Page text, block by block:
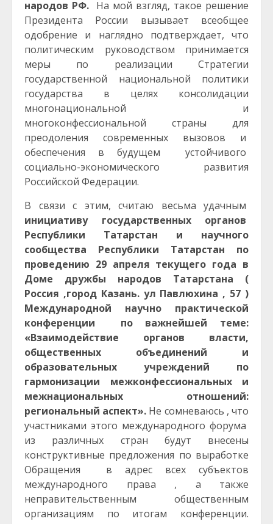
народов РФ. На мой взгляд, такое решение
Президента России вызывает всеобщее
одобрение и наглядно подтверждает, что
политическим руководством принимается
меры по реализации Стратегии
государственной национальной политики
государства в целях консолидации
многонациональной и
многоконфессиональной страны для
преодоления современных вызовов и
обеспечения в будущем устойчивого
социально-экономического развития
Российской Федерации.
В связи с этим, считаю весьма удачным
инициативу государственных органов
Республики Татарстан и научного
сообщества Республики Татарстан по
проведению 29 апреля текущего года в
Доме дружбы народов Татарстана (
Россия ,город Казань. ул Павлюхина , 57 )
Международной научно практической
конференции по важнейшей теме:
«Взаимодействие органов власти,
общественных объединений и
образовательных учреждений по
гармонизации межконфессиональных и
межнациональных отношений:
региональный аспект». Не сомневаюсь , что
участниками этого международного форума
из различных стран будут внесены
конструктивные предложения по выработке
Обращения в адрес всех субъектов
международного права , а также
неправительственным общественным
организациям по итогам конференции.